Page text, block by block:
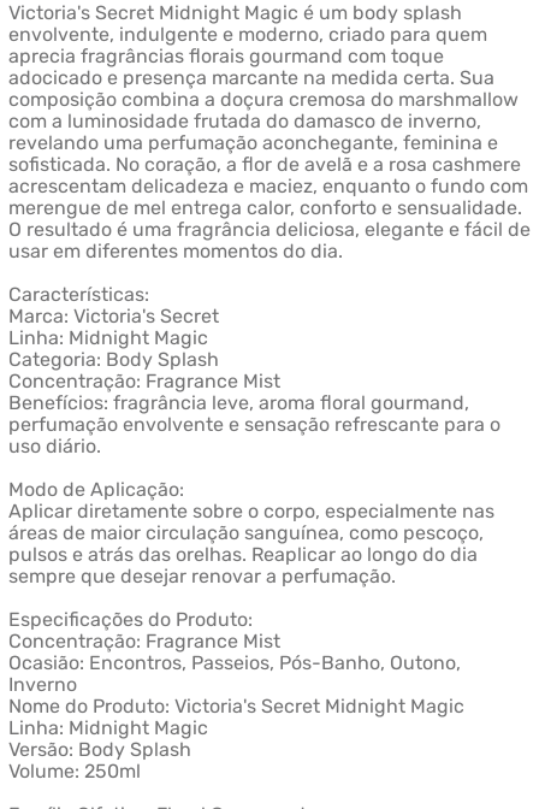
Victoria's Secret Midnight Magic é um body splash
envolvente, indulgente e moderno, criado para quem
aprecia fragrâncias florais gourmand com toque
adocicado e presença marcante na medida certa. Sua
composição combina a doçura cremosa do marshmallow
com a luminosidade frutada do damasco de inverno,
revelando uma perfumação aconchegante, feminina e
sofisticada. No coração, a flor de avelã e a rosa cashmere
acrescentam delicadeza e maciez, enquanto o fundo com
merengue de mel entrega calor, conforto e sensualidade.
O resultado é uma fragrância deliciosa, elegante e fácil de
usar em diferentes momentos do dia.
Características:
Marca: Victoria's Secret
Linha: Midnight Magic
Categoria: Body Splash
Concentração: Fragrance Mist
Benefícios: fragrância leve, aroma floral gourmand,
perfumação envolvente e sensação refrescante para o
uso diário.
Modo de Aplicação:
Aplicar diretamente sobre o corpo, especialmente nas
áreas de maior circulação sanguínea, como pescoço,
pulsos e atrás das orelhas. Reaplicar ao longo do dia
sempre que desejar renovar a perfumação.
Especificações do Produto:
Concentração: Fragrance Mist
Ocasião: Encontros, Passeios, Pós-Banho, Outono,
Inverno
Nome do Produto: Victoria's Secret Midnight Magic
Linha: Midnight Magic
Versão: Body Splash
Volume: 250ml